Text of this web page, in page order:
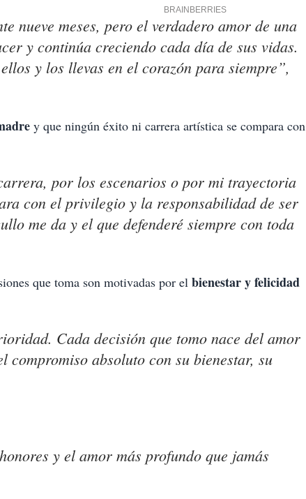
nueve meses, pero el verdadero amor de una
y continúa creciendo cada día de sus vidas.
y los llevas en el corazón para siempre”,
y que ningún éxito ni carrera artística se compara con
por los escenarios o por mi trayectoria
con el privilegio y la responsabilidad de ser
me da y el que defenderé siempre con toda
que toma son motivadas por el bienestar y felicidad
Cada decisión que tomo nace del amor
absoluto con su bienestar, su
y el amor más profundo que jamás